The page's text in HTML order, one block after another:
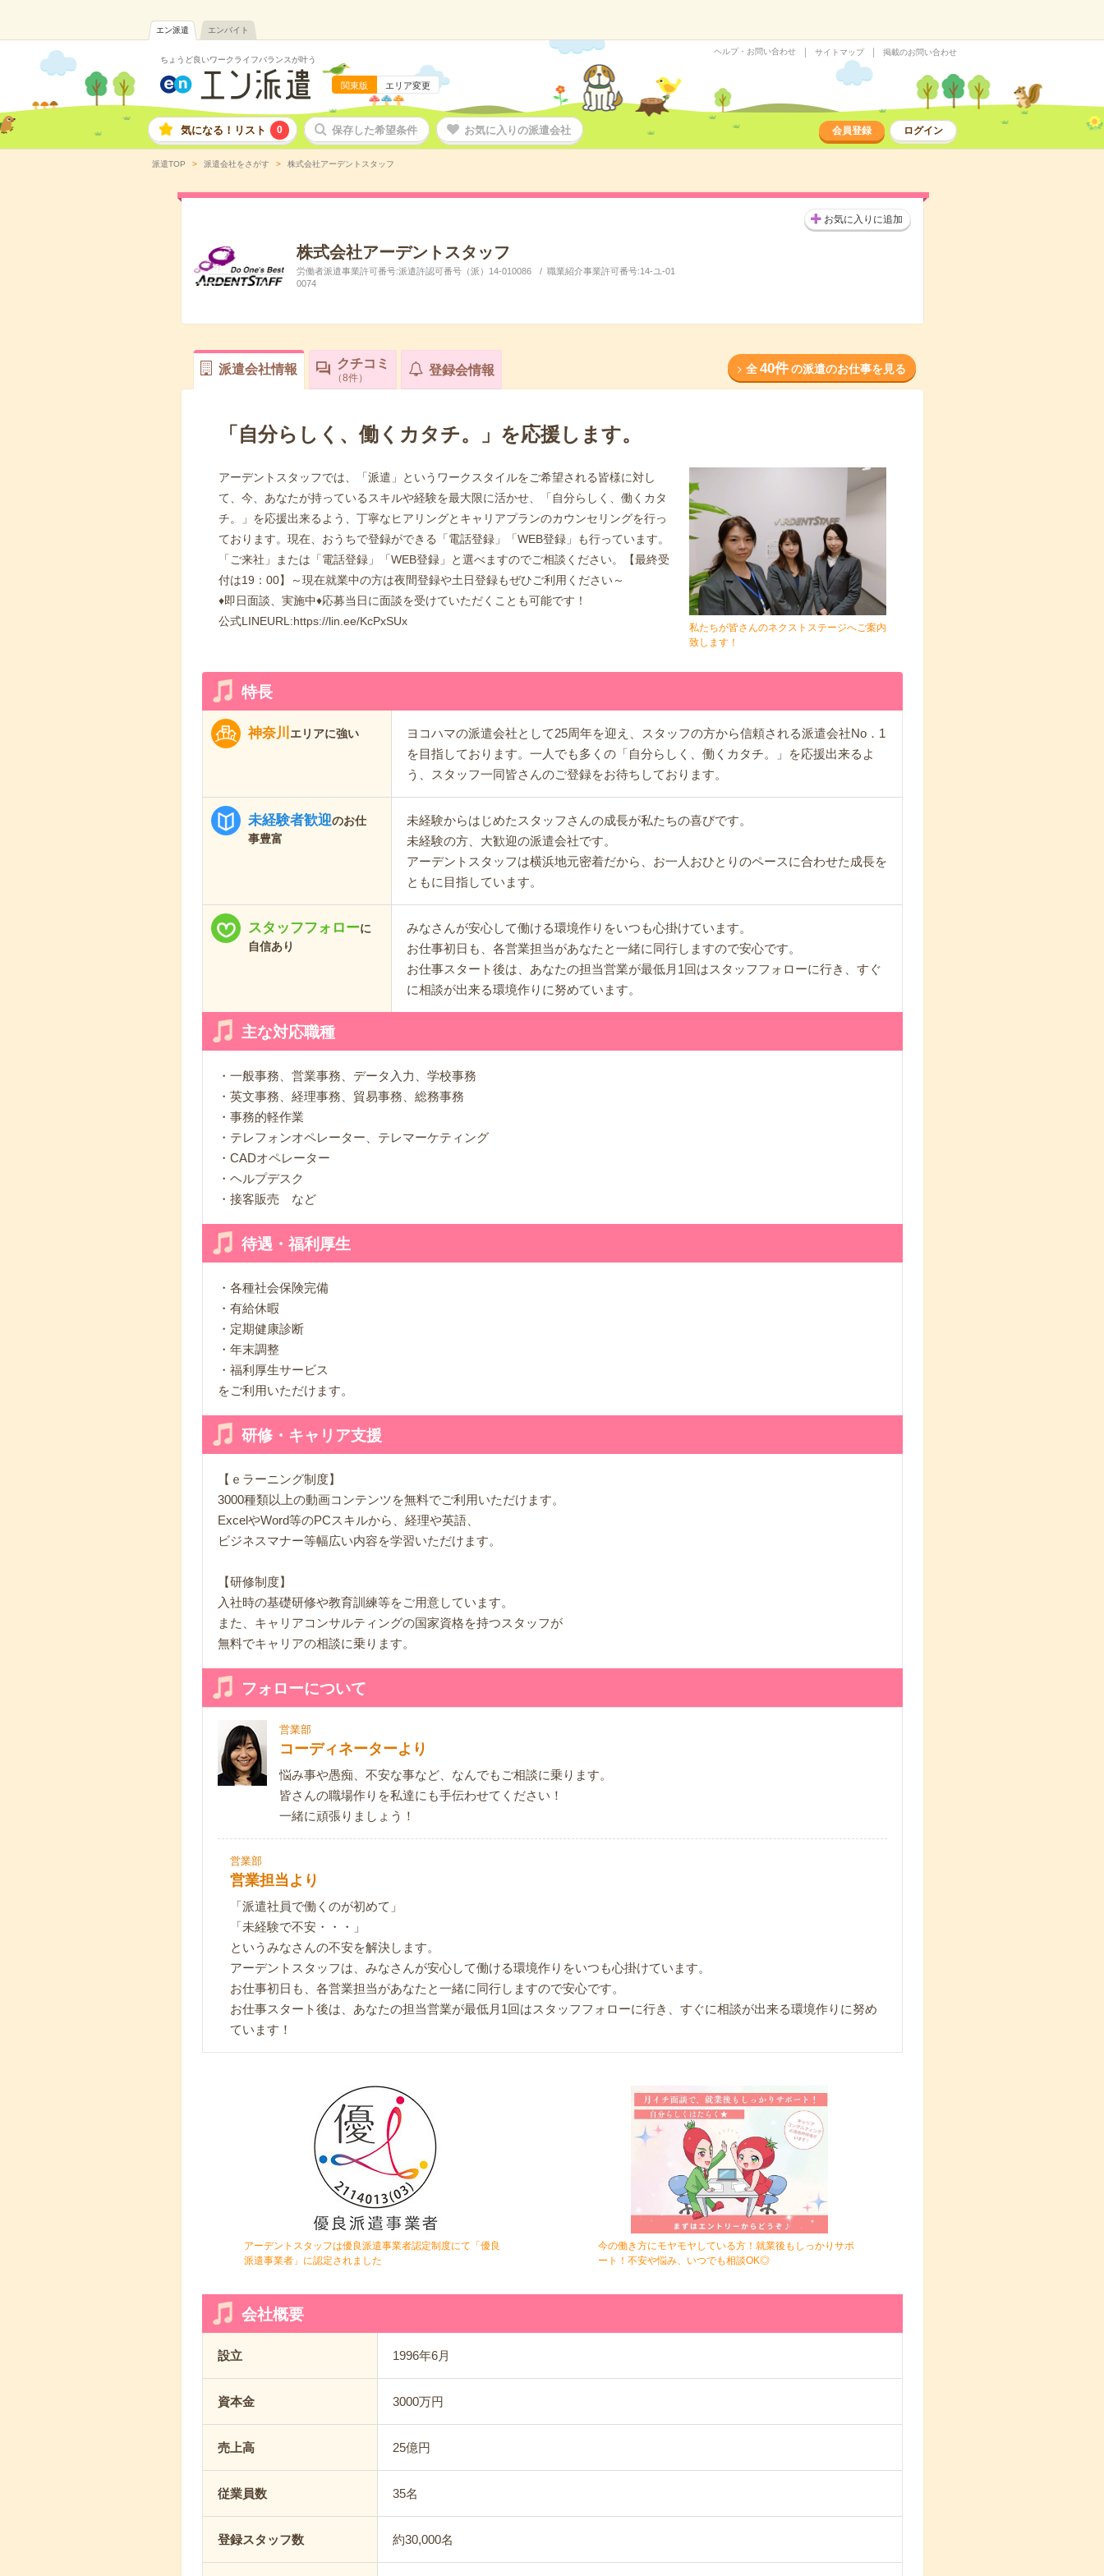
エン派遣 エンバイト
ちょうど良いワークライフバランスが叶う
関東版 エリア変更
ヘルプ・お問い合わせ サイトマップ 掲載のお問い合わせ
気になる！リスト 0 保存した希望条件 お気に入りの派遣会社 会員登録 ログイン
派遣TOP 派遣会社をさがす 株式会社アーデントスタッフ
株式会社アーデントスタッフ
労働者派遣事業許可番号:派遣許認可番号（派）14-010086
職業紹介事業許可番号:14-ユ-01
0074
お気に入りに追加
派遣会社情報 クチコミ
8件
登録会情報 全 40件 の派遣のお仕事を見る
「自分らしく、働くカタチ。」を応援します。
アーデントスタッフでは、「派遣」というワークスタイルをご希望される皆様に対し
て、今、あなたが持っているスキルや経験を最大限に活かせ、「自分らしく、働くカタ
チ。」を応援出来るよう、丁寧なヒアリングとキャリアプランのカウンセリングを行っ
ております。現在、おうちで登録ができる「電話登録」「WEB登録」も行っています。
「ご来社」または「電話登録」「WEB登録」と選べますのでご相談ください。【最終受
付は19：00】～現在就業中の方は夜間登録や土日登録もぜひご利用ください～
♦即日面談、実施中♦応募当日に面談を受けていただくことも可能です！
公式LINEURL:https://lin.ee/KcPxSUx
私たちが皆さんのネクストステージへご案内
致します！
特長
神奈川 エリアに強い
ヨコハマの派遣会社として25周年を迎え、スタッフの方から信頼される派遣会社No．1
を目指しております。一人でも多くの「自分らしく、働くカタチ。」を応援出来るよ
う、スタッフ一同皆さんのご登録をお待ちしております。
未経験者歓迎のお仕
事豊富
未経験からはじめたスタッフさんの成長が私たちの喜びです。
未経験の方、大歓迎の派遣会社です。
アーデントスタッフは横浜地元密着だから、お一人おひとりのペースに合わせた成長を
ともに目指しています。
スタッフフォローに
自信あり
みなさんが安心して働ける環境作りをいつも心掛けています。
お仕事初日も、各営業担当があなたと一緒に同行しますので安心です。
お仕事スタート後は、あなたの担当営業が最低月1回はスタッフフォローに行き、すぐ
に相談が出来る環境作りに努めています。
主な対応職種
・一般事務、営業事務、データ入力、学校事務
・英文事務、経理事務、貿易事務、総務事務
・事務的軽作業
・テレフォンオペレーター、テレマーケティング
・CADオペレーター
・ヘルプデスク
・接客販売 など
待遇・福利厚生
・各種社会保険完備
・有給休暇
・定期健康診断
・年末調整
・福利厚生サービス
をご利用いただけます。
研修・キャリア支援
【ｅラーニング制度】
3000種類以上の動画コンテンツを無料でご利用いただけます。
ExcelやWord等のPCスキルから、経理や英語、
ビジネスマナー等幅広い内容を学習いただけます。
【研修制度】
入社時の基礎研修や教育訓練等をご用意しています。
また、キャリアコンサルティングの国家資格を持つスタッフが
無料でキャリアの相談に乗ります。
フォローについて
営業部
コーディネーターより
悩み事や愚痴、不安な事など、なんでもご相談に乗ります。
皆さんの職場作りを私達にも手伝わせてください！
一緒に頑張りましょう！
営業部
営業担当より
「派遣社員で働くのが初めて」
「未経験で不安・・・」
というみなさんの不安を解決します。
アーデントスタッフは、みなさんが安心して働ける環境作りをいつも心掛けています。
お仕事初日も、各営業担当があなたと一緒に同行しますので安心です。
お仕事スタート後は、あなたの担当営業が最低月1回はスタッフフォローに行き、すぐに相談が出来る環境作りに努め
ています！
アーデントスタッフは優良派遣事業者認定制度にて「優良
派遣事業者」に認定されました
今の働き方にモヤモヤしている方！就業後もしっかりサポ
ート！不安や悩み、いつでも相談OK◎
会社概要
設立 1996年6月
資本金 3000万円
売上高 25億円
従業員数 35名
登録スタッフ数 約30,000名